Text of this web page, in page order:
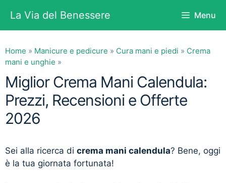
contenuto
La Via del Benessere Menu
Home » Manicure e pedicure » Cura mani e piedi » Crema
mani e unghie »
Miglior Crema Mani Calendula:
Prezzi, Recensioni e Offerte
2026
Sei alla ricerca di crema mani calendula? Bene, oggi
è la tua giornata fortunata!